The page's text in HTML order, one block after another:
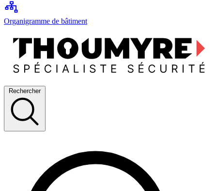
Organigramme de bâtiment
Rechercher